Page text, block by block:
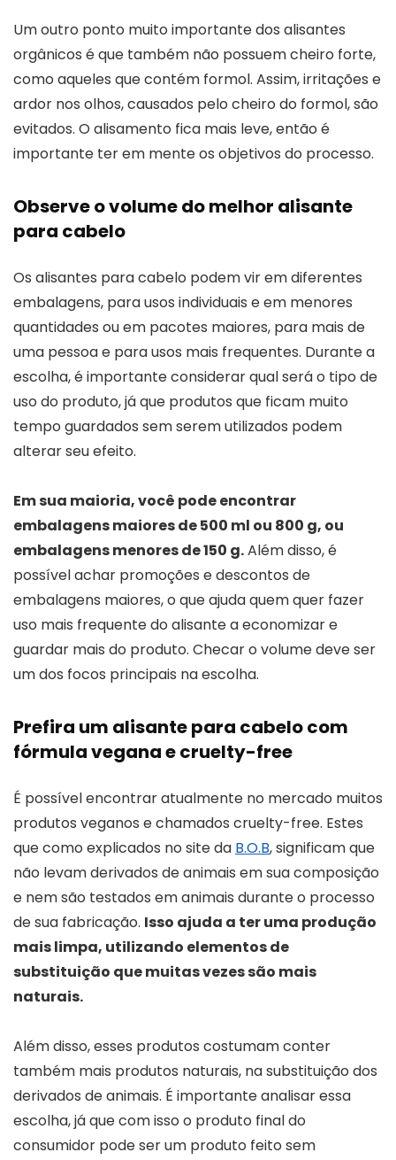
Um outro ponto muito importante dos alisantes
orgânicos é que também não possuem cheiro forte,
como aqueles que contém formol. Assim, irritações e
ardor nos olhos, causados pelo cheiro do formol, são
evitados. O alisamento fica mais leve, então é
importante ter em mente os objetivos do processo.
Observe o volume do melhor alisante
para cabelo
Os alisantes para cabelo podem vir em diferentes
embalagens, para usos individuais e em menores
quantidades ou em pacotes maiores, para mais de
uma pessoa e para usos mais frequentes. Durante a
escolha, é importante considerar qual será o tipo de
uso do produto, já que produtos que ficam muito
tempo guardados sem serem utilizados podem
alterar seu efeito.
Em sua maioria, você pode encontrar
embalagens maiores de 500 ml ou 800 g, ou
embalagens menores de 150 g.Além disso, é
possível achar promoções e descontos de
embalagens maiores, o que ajuda quem quer fazer
uso mais frequente do alisante a economizar e
guardar mais do produto. Checar o volume deve ser
um dos focos principais na escolha.
Prefira um alisante para cabelo com
fórmula vegana e cruelty-free
É possível encontrar atualmente no mercado muitos
produtos veganos e chamados cruelty-free. Estes
que como explicados no site da B.O.B, significam que
não levam derivados de animais em sua composição
e nem são testados em animais durante o processo
de sua fabricação. Isso ajuda a ter uma produção
mais limpa, utilizando elementos de
substituição que muitas vezes são mais
naturais.
Além disso, esses produtos costumam conter
também mais produtos naturais, na substituição dos
derivados de animais. É importante analisar essa
escolha, já que com isso o produto final do
consumidor pode ser um produto feito sem